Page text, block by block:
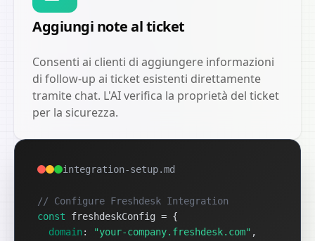
Aggiungi note al ticket
Consenti ai clienti di aggiungere informazioni
di follow-up ai ticket esistenti direttamente
tramite chat. L'AI verifica la proprietà del ticket
per la sicurezza.
integration-setup.md
// Configure Freshdesk Integration
const freshdeskConfig = {
domain: "your-company.freshdesk.com" ,